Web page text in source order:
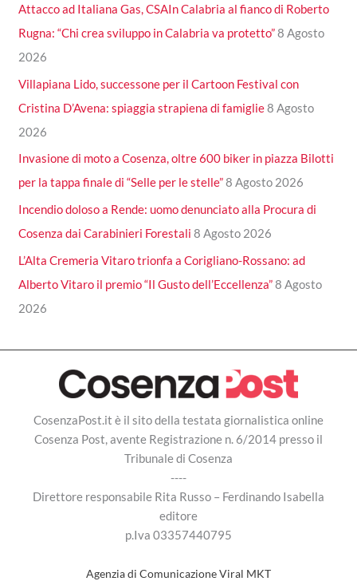
Attacco ad Italiana Gas, CSAIn Calabria al fianco di Roberto
Rugna: “Chi crea sviluppo in Calabria va protetto”8 Agosto
2026
Villapiana Lido, successone per il Cartoon Festival con
Cristina D’Avena: spiaggia strapiena di famiglie8 Agosto
2026
Invasione di moto a Cosenza, oltre 600 biker in piazza Bilotti
per la tappa finale di “Selle per le stelle”8 Agosto 2026
Incendio doloso a Rende: uomo denunciato alla Procura di
Cosenza dai Carabinieri Forestali 8 Agosto 2026
L’Alta Cremeria Vitaro trionfa a Corigliano-Rossano: ad
Alberto Vitaro il premio “Il Gusto dell’Eccellenza”8 Agosto
2026
CosenzaPost.it è il sito della testata giornalistica online
Cosenza Post, avente Registrazione n. 6/2014 presso il
Tribunale di Cosenza
----
Direttore responsabile Rita Russo – Ferdinando Isabella
editore
p.Iva 03357440795
Agenzia di Comunicazione Viral MKT